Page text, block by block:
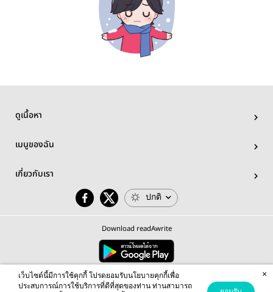
ดูเนื้อหา
เมนูของฉัน
เกี่ยวกับเรา
ปกติ
Download readAwrite
© 2026 readAwrite.com by MEB Corporation Public Company Limited
This site is protected by reCAPTCHA and the Google Privacy Policy Terms of Serviceapply.
เว็บไซต์นี้มีการใช้คุกกี้ โปรดยอมรับนโยบายคุกกี้เพื่อ
ประสบการณ์การใช้บริการที่ดีที่สุดของท่าน ท่านสามารถ
×